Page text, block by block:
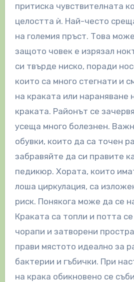
притиска чувствителната
целостта ѝ. Най-често
на големия пръст. Това
защото човек е изрязал
си твърде ниско, поради
които са много стегнати и
на краката или нараняване
краката. Районът се
усеща много болезнен.
обувки, които да са точен
забравяйте да си правите
педикюр. Хората, които
лоша циркулация, са
риск. Понякога може да се
Краката са топли и потта
чорапи и затворени
прави мястото идеално за
бактерии и гъбички. При
на крака обикновено се